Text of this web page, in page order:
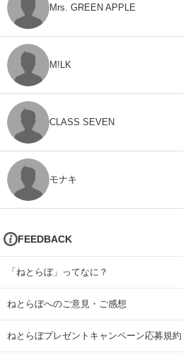
Mrs. GREEN APPLE
M!LK
CLASS SEVEN
モナキ
FEEDBACK
「ねとらぼ」ってなに？
ねとらぼへのご意見・ご感想
ねとらぼプレゼントキャンペーン応募規約